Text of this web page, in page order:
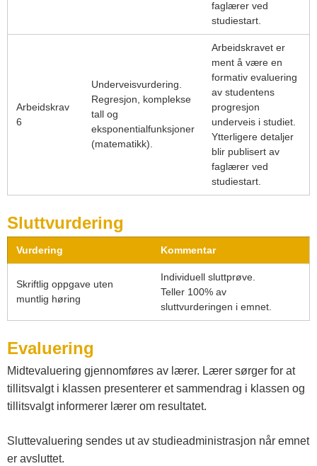
faglærer ved
studiestart.
Arbeidskrav
6
Underveisvurdering.
Regresjon, komplekse
tall og
eksponentialfunksjoner
(matematikk).
Arbeidskravet er
ment å være en
formativ evaluering
av studentens
progresjon
underveis i studiet.
Ytterligere detaljer
blir publisert av
faglærer ved
studiestart.
Sluttvurdering
Vurdering Kommentar
Skriftlig oppgave uten
muntlig høring
Individuell sluttprøve.
Teller 100% av
sluttvurderingen i emnet.
Evaluering
Midtevaluering gjennomføres av lærer. Lærer sørger for at
tillitsvalgt i klassen presenterer et sammendrag i klassen og
tillitsvalgt informerer lærer om resultatet.
Sluttevaluering sendes ut av studieadministrasjon når emnet
er avsluttet.